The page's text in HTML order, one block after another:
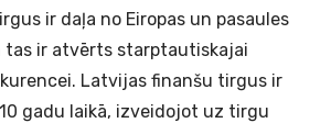
ir daļa no Eiropas un pasaules
tas ir atvērts starptautiskajai
Latvijas finanšu tirgus ir
gadu laikā, izveidojot uz tirgu